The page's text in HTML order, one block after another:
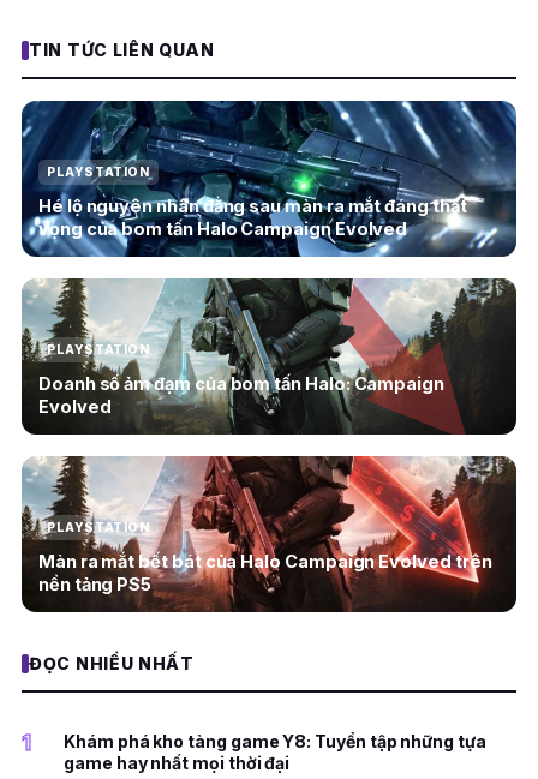
TIN TỨC LIÊN QUAN
PLAYSTATION
Hé lộ nguyên nhân đằng sau màn ra mắt đáng thất
vọng của bom tấn Halo Campaign Evolved
PLAYSTATION
Doanh số ảm đạm của bom tấn Halo: Campaign
Evolved
PLAYSTATION
Màn ra mắt bết bát của Halo Campaign Evolved trên
nền tảng PS5
ĐỌC NHIỀU NHẤT
1
Khám phá kho tàng game Y8: Tuyển tập những tựa
game hay nhất mọi thời đại